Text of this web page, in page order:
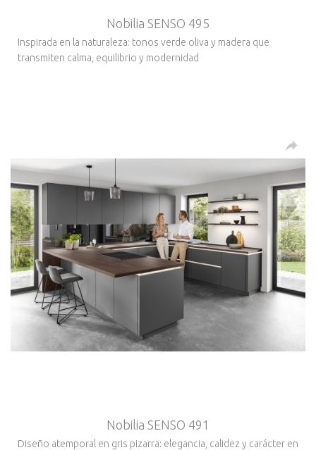
Nobilia SENSO 495
Inspirada en la naturaleza: tonos verde oliva y madera que
transmiten calma, equilibrio y modernidad
Nobilia SENSO 491
Diseño atemporal en gris pizarra: elegancia, calidez y carácter en